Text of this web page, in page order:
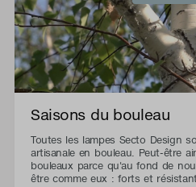
Saisons du bouleau
Toutes les lampes Secto Design
artisanale en bouleau. Peut-être
bouleaux parce qu'au fond de
être comme eux : forts et